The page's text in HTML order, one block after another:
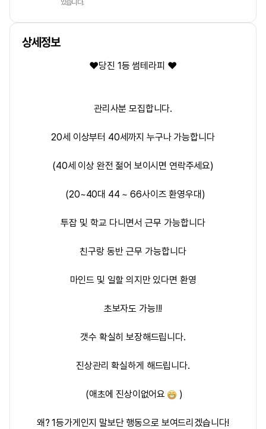
있습니다.
상세정보
❤당진 1등 썸테라피 ❤
관리사분 모집합니다.
20세 이상부터 40세까지 누구나 가능합니다
(40세 이상 완전 젊어 보이시면 연락주세요)
(20~40대 44 ~ 66사이즈 환영우대)
투잡 및 학교 다니면서 근무 가능합니다
친구랑 동반 근무 가능합니다
마인드 및 일할 의지만 있다면 환영
초보자도 가능!!!
갯수 확실히 보장해드립니다.
진상관리 확실하게 해드립니다.
(애초에 진상이없어요 )
왜? 1등가게인지 말보단 행동으로 보여드리겠습니다!